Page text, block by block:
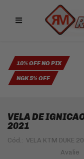
Remotox
10% OFF NO PIX
NGK 5% OFF
VELA DE
2021
Cód.: VELA KTM DUKE